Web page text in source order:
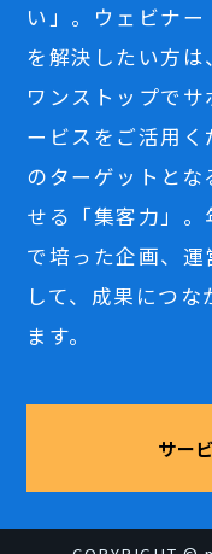
い」。ウェビナ
を解決したい方
ワンストップで
ービスをご活用
のターゲットと
せる「集客力」
で培った企画、
して、成果につ
ます。
サー